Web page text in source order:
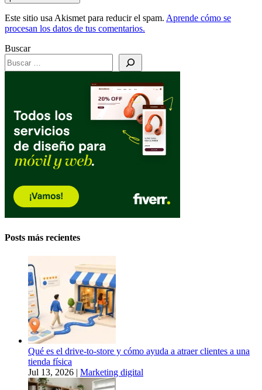
Este sitio usa Akismet para reducir el spam. Aprende cómo se
procesan los datos de tus comentarios.
Buscar
Posts más recientes
Qué es el drive-to-store y cómo ayuda a atraer clientes a una
tienda física
Jul 13, 2026 | Marketing digital